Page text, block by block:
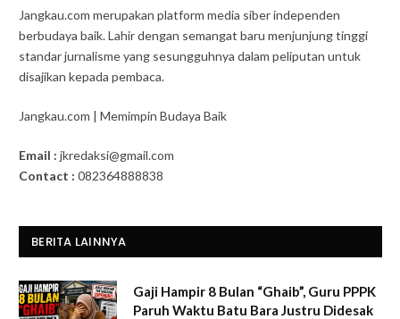
Jangkau.com merupakan platform media siber independen
berbudaya baik. Lahir dengan semangat baru menjunjung tinggi
standar jurnalisme yang sesungguhnya dalam peliputan untuk
disajikan kepada pembaca.
Jangkau.com | Memimpin Budaya Baik
Email : jkredaksi@gmail.com
Contact : 082364888838
BERITA LAINNYA
Gaji Hampir 8 Bulan “Ghaib”, Guru PPPK
Paruh Waktu Batu Bara Justru Didesak